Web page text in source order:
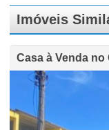
Imóveis
Casa à Venda